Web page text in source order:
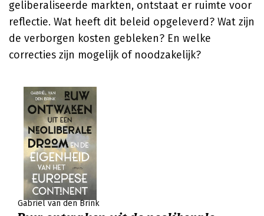
geliberaliseerde markten, ontstaat er ruimte voor
reflectie. Wat heeft dit beleid opgeleverd? Wat zijn
de verborgen kosten gebleken? En welke
correcties zijn mogelijk of noodzakelijk?
Gabriël van den Brink